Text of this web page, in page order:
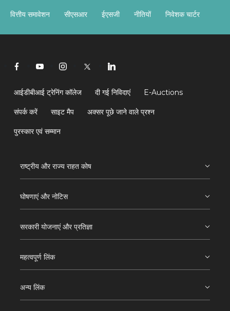
वित्तीय समावेशन सीएसआर ईएसजी नीतियों निवेशक चार्टर
आईडीबीआई ट्रेनिंग कॉलेज दी गई निविदाएं E-Auctions
संपर्क करें साइट मैप अक्सर पूछे जाने वाले प्रश्न
पुरस्कार एवं सम्मान
राष्ट्रीय और राज्य राहत कोष
घोषणाएं और नोटिस
सरकारी योजनाएं और प्रतिज्ञा
महत्वपूर्ण लिंक
अन्य लिंक